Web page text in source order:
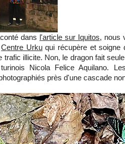
dans l'article sur Iquitos, nous
Centre Urkuqui récupère et soigne
trafic illicite. Non, le dragon fait
turinois Nicola Felice Aquilano.
près d'une cascade